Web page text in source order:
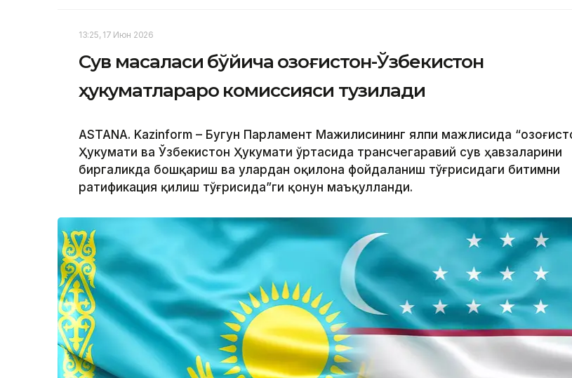
13:25, 17 Июн 2026
Сув масаласи бўйича Қозоғистон-Ўзбекистон
ҳукуматлараро комиссияси тузилади
ASTANA. Kazinform – Бугун Парламент Мажилисининг ялпи мажлисида
Ҳукумати ва Ўзбекистон Ҳукумати ўртасида трансчегаравий сув ҳавзаларини
биргаликда бошқариш ва улардан оқилона фойдаланиш тўғрисидаги битимни
ратификация қилиш тўғрисида”ги қонун маъқулланди.